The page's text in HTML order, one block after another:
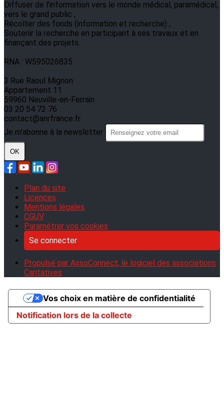
Diffuser de l’information vers le monde médical, paramédical,
vers le grand public ;
Récolter des fonds (information et recherche) ;
Soutenir la recherche en participant à ses travaux et en
finançant des projets.
RNA : W595026835
3 Rue Raoul Mignon
Appartement 11
59960 Neuville-en-Ferrain
03 20 54 72 76
contact@anrfrance.fr
Je m'abonne à la newsletter
OK
Plan du site
Licences
Mentions légales
CGUV
Paramétrer vos cookies
Se connecter
Propulsé par AssoConnect, le logiciel des associations
Caritatives
Notification lors de la collecte
Vos choix en matière de confidentialité